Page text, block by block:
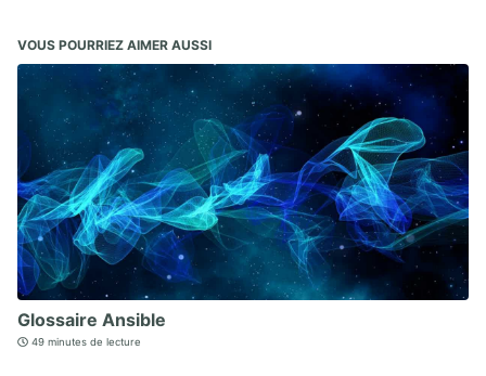
VOUS POURRIEZ AIMER AUSSI
Glossaire Ansible
49 minutes de lecture